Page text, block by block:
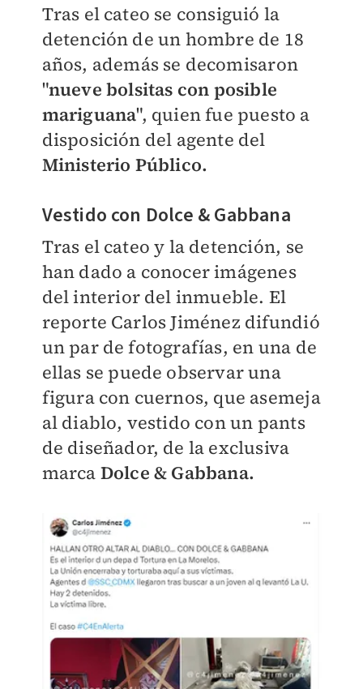
Tras el cateo se consiguió la
detención de un hombre de 18
años, además se decomisaron
"nueve bolsitas con posible
mariguana", quienfue puesto a
disposición del agente del
Ministerio Público.
Vestido con Dolce & Gabbana
Tras el cateo y la detención, se
han dado a conocer imágenes
del interior del inmueble. El
reporte Carlos Jiménez difundió
un par de fotografías, en una de
ellas se puede observar una
figura con cuernos, que asemeja
al diablo, vestido con un pants
de diseñador, de la exclusiva
marca Dolce & Gabbana.